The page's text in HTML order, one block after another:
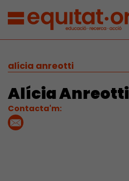
alícia anreotti
Alícia Anreotti
Contacta'm: